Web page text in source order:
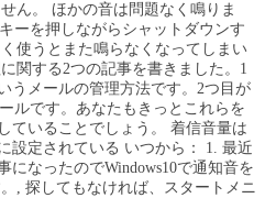
ん。 ほかの音は問題なく鳴りま
ーを押しながらシャットダウンす
使うとまた鳴らなくなってしまい
関する2つの記事を書きました。1
うメールの管理方法です。2つ目が
ルです。あなたもきっとこれらを
ていることでしょう。 着信音量は
設定されている いつから： 1. 最近
になったのでWindows10で通知音を
, 探してもなければ、スタートメニ